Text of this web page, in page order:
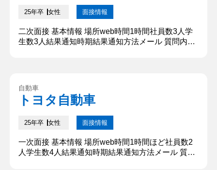
25年卒 女性 面接情報
二次面接 基本情報 場所web時間1時間社員数3人学
生数3人結果通知時期結果通知方法メール 質問内
入れたことはサークルでの活動だ。チーフとして力
を入れ、課題を解決してきた。 特定の人が多くの仕
自動車
トヨタ自動車
25年卒 女性 面接情報
一次面接 基本情報 場所web時間1時間ほど社員数2
人学生数4人結果通知時期結果通知方法メール 質問